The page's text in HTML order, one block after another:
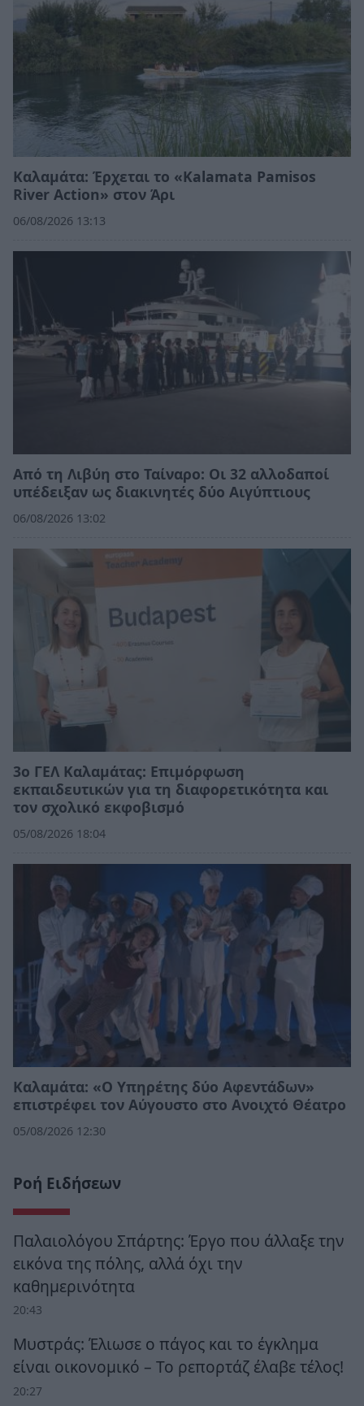
Καλαμάτα: Έρχεται το «Kalamata Pamisos
River Action» στον Άρι
06/08/2026 13:13
Από τη Λιβύη στο Ταίναρο: Οι 32 αλλοδαποί
υπέδειξαν ως διακινητές δύο Αιγύπτιους
06/08/2026 13:02
3ο ΓΕΛ Καλαμάτας: Επιμόρφωση
εκπαιδευτικών για τη διαφορετικότητα και
τον σχολικό εκφοβισμό
05/08/2026 18:04
Καλαμάτα: «Ο Υπηρέτης δύο Αφεντάδων»
επιστρέφει τον Αύγουστο στο Ανοιχτό Θέατρο
05/08/2026 12:30
Ροή Ειδήσεων
Παλαιολόγου Σπάρτης: Έργο που άλλαξε την
εικόνα της πόλης, αλλά όχι την
καθημερινότητα
20:43
Μυστράς: Έλιωσε ο πάγος και το έγκλημα
είναι οικονομικό – Το ρεπορτάζ έλαβε τέλος!
20:27